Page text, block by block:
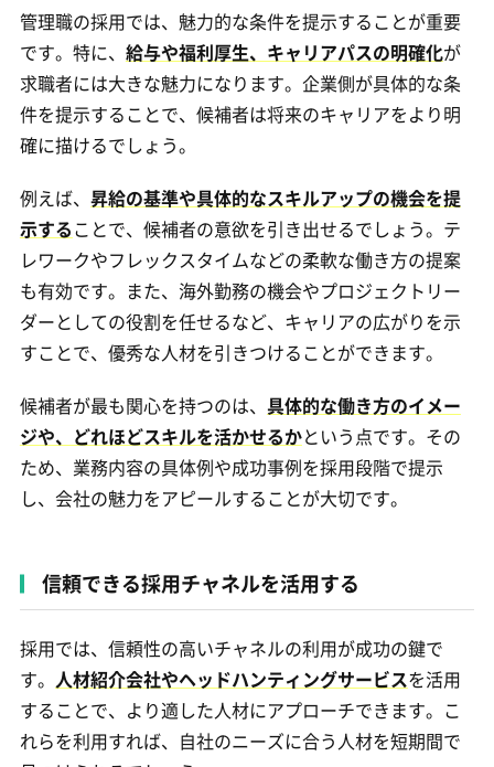
管理職の採用では、魅力的な条件を提示することが重要
です。特に、 給与や福利厚生、キャリアパスの明確化が
求職者には大きな魅力になります。企業側が具体的な条
件を提示することで、候補者は将来のキャリアをより明
確に描けるでしょう。
例えば、 昇給の基準や具体的なスキルアップの機会を提
示することで、候補者の意欲を引き出せるでしょう。テ
レワークやフレックスタイムなどの柔軟な働き方の提案
も有効です。また、海外勤務の機会やプロジェクトリー
ダーとしての役割を任せるなど、キャリアの広がりを示
すことで、優秀な人材を引きつけることができます。
候補者が最も関心を持つのは、 具体的な働き方のイメー
ジや、どれほどスキルを活かせるかという点です。その
ため、業務内容の具体例や成功事例を採用段階で提示
し、会社の魅力をアピールすることが大切です。
信頼できる採用チャネルを活用する
採用では、信頼性の高いチャネルの利用が成功の鍵で
す。 人材紹介会社やヘッドハンティングサービスを活用
することで、より適した人材にアプローチできます。こ
れらを利用すれば、自社のニーズに合う人材を短期間で